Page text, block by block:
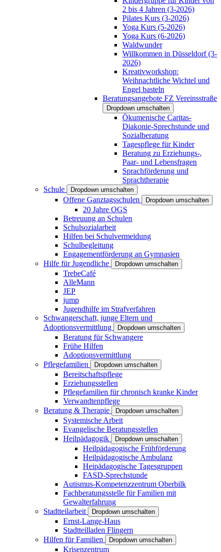
2 bis 4 Jahren (3-2026)
Pilates Kurs (3-2026)
Yoga Kurs (5-2026)
Yoga Kurs (6-2026)
Waldwunder
Willkommen in Düsseldorf (3-
2026)
Kreativworkshop:
Weihnachtliche Wichtel und
Engel basteln
Beratungsangebote FZ Vereinsstraße
Dropdown umschalten
Ökumenische Caritas-
Diakonie-Sprechstunde und
Sozialberatung
Tagespflege für Kinder
Beratung zu Erziehungs-,
Paar- und Lebensfragen
Sprachförderung und
Sprachtherapie
Schule
Dropdown umschalten
Offene Ganztagsschulen Dropdown umschalten
20 Jahre OGS
Betreuung an Schulen
Schulsozialarbeit
Hilfen bei Schulvermeidung
Schulbegleitung
Engagementförderung an Gymnasien
Hilfe für Jugendliche
Dropdown umschalten
TrebeCafé
AlleMann
JEP
jump
Jugendhilfe im Strafverfahren
Schwangerschaft, junge Eltern und
Adoptionsvermittlung
Dropdown umschalten
Beratung für Schwangere
Frühe Hilfen
Adoptionsvermittlung
Pflegefamilien
Dropdown umschalten
Bereitschaftspflege
Erziehungsstellen
Pflegefamilien für chronisch kranke Kinder
Verwandtenpflege
Beratung & Therapie
Dropdown umschalten
Systemische Arbeit
Evangelische Beratungsstellen
Heilpädagogik
Dropdown umschalten
Heilpädagogische Frühförderung
Heilpädagogische Ambulanz
Heipädagogische Tagesgruppen
FASD-Sprechstunde
Autismus-Kompetenzzentrum Oberbilk
Fachberatungsstelle für Familien mit
Gewalterfahrung
Stadtteilarbeit
Dropdown umschalten
Ernst-Lange-Haus
Stadtteilladen Flingern
Hilfen für Familien
Dropdown umschalten
Krisenzentrum